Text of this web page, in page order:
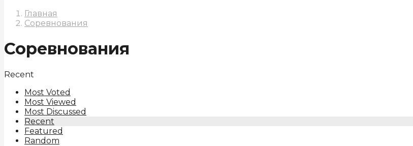
Главная
Соревнования
Соревнования
Recent
Most Voted
Most Viewed
Most Discussed
Recent
Featured
Random